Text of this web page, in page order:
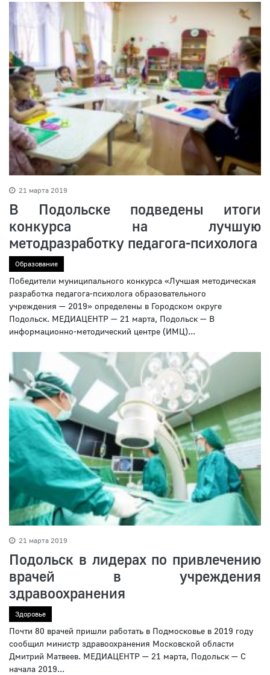
21 марта 2019
В Подольске подведены итоги
конкурса на лучшую
методразработку педагога-психолога
Образование
Победители муниципального конкурса «Лучшая методическая
разработка педагога-психолога образовательного
учреждения — 2019» определены в Городском округе
Подольск. МЕДИАЦЕНТР — 21 марта, Подольск — В
информационно-методический центре (ИМЦ)...
21 марта 2019
Подольск в лидерах по привлечению
врачей в учреждения
здравоохранения
Здоровье
Почти 80 врачей пришли работать в Подмосковье в 2019 году
сообщил министр здравоохранения Московской области
Дмитрий Матвеев. МЕДИАЦЕНТР — 21 марта, Подольск — С
начала 2019...